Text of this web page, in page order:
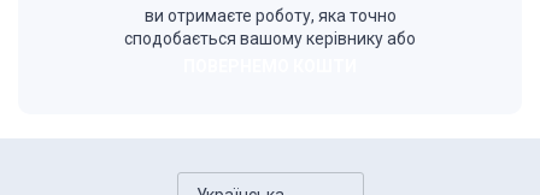
ви отримаєте роботу, яка точно
сподобається вашому керівнику або